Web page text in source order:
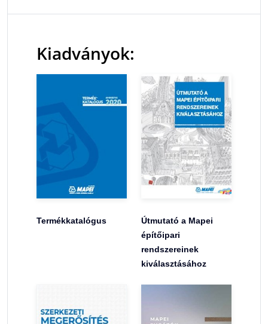
Kiadványok:
Termékkatalógus
Útmutató a Mapei
építőipari
rendszereinek
kiválasztásához